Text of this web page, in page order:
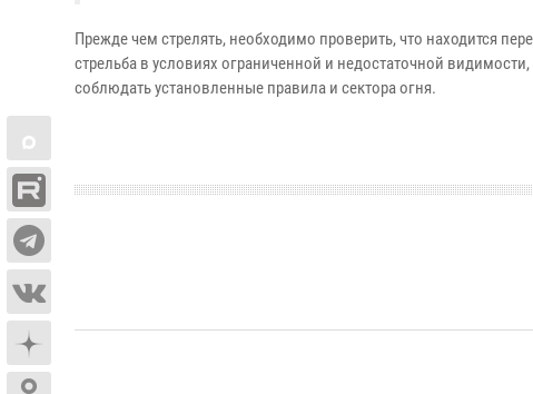
Прежде чем стрелять, необходимо проверить, что находится
стрельба в условиях ограниченной и недостаточной
соблюдать установленные правила и сектора огня.